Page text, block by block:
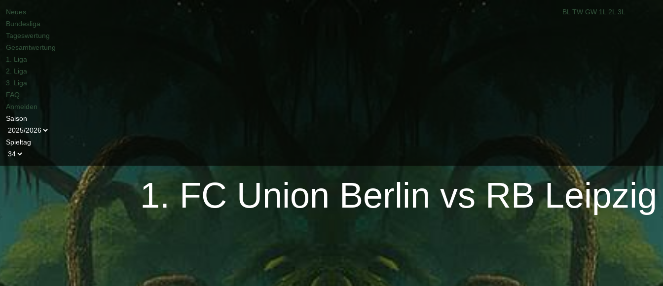
Neues
Bundesliga
Tageswertung
Gesamtwertung
1. Liga
2. Liga
3. Liga
FAQ
Anmelden
BL TW GW 1L 2L 3L
Saison
Spieltag
1. FC Union Berlin vs RB Leipzig